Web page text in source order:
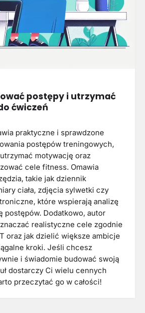
postępy i utrzymać
ćwiczeń
praktyczne i sprawdzone
postępów treningowych,
motywację oraz
cele fitness. Omawia
takie jak dziennik
ciała, zdjęcia sylwetki czy
które wspierają analizę
postępów. Dodatkowo, autor
realistyczne cele zgodnie
oraz jak dzielić większe ambicje
kroki. Jeśli chcesz
i świadomie budować swoją
dostarczy Ci wielu cennych
przeczytać go w całości!